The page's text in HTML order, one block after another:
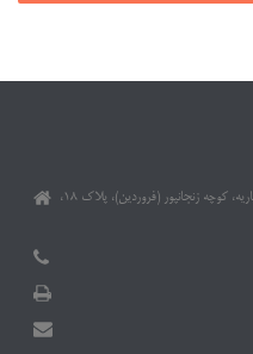
تهران، خیابان پاسداران، خیابان دولت، بعد از اختیاریه، کوچه زنجانپور (فروردین)، پلاک ۱۸،